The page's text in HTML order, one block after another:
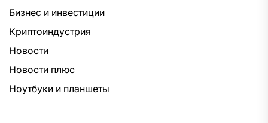
Бизнес и инвестиции
Криптоиндустрия
Новости
Новости плюс
Ноутбуки и планшеты